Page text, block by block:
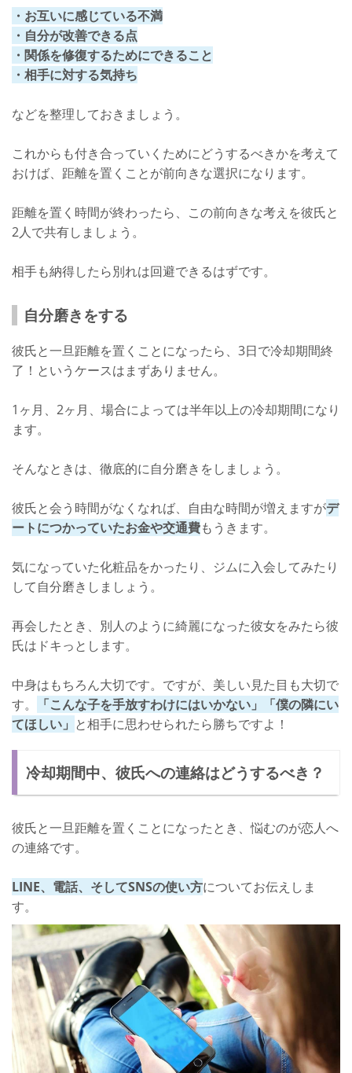
・お互いに感じている不満
・自分が改善できる点
・関係を修復するためにできること
・相手に対する気持ち
などを整理しておきましょう。
これからも付き合っていくためにどうするべきかを考えて
おけば、距離を置くことが前向きな選択になります。
距離を置く時間が終わったら、この前向きな考えを彼氏と
2人で共有しましょう。
相手も納得したら別れは回避できるはずです。
自分磨きをする
彼氏と一旦距離を置くことになったら、3日で冷却期間終
了！というケースはまずありません。
1ヶ月、2ヶ月、場合によっては半年以上の冷却期間になり
ます。
そんなときは、徹底的に自分磨きをしましょう。
彼氏と会う時間がなくなれば、自由な時間が増えますがデ
ートにつかっていたお金や交通費もうきます。
気になっていた化粧品をかったり、ジムに入会してみたり
して自分磨きしましょう。
再会したとき、別人のように綺麗になった彼女をみたら彼
氏はドキっとします。
中身はもちろん大切です。ですが、美しい見た目も大切で
す。
「こんな子を手放すわけにはいかない」「僕の隣にい
てほしい」 と相手に思わせられたら勝ちですよ！
冷却期間中、彼氏への連絡はどうするべき？
彼氏と一旦距離を置くことになったとき、悩むのが恋人へ
の連絡です。
LINE、電話、そしてSNSの使い方についてお伝えしま
す。